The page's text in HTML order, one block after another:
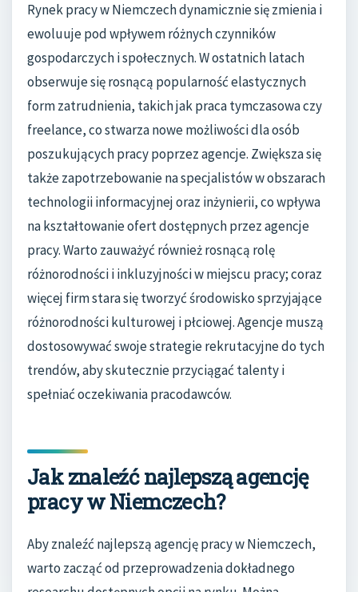
Rynek pracy w Niemczech dynamicznie się zmienia i
ewoluuje pod wpływem różnych czynników
gospodarczych i społecznych. W ostatnich latach
obserwuje się rosnącą popularność elastycznych
form zatrudnienia, takich jak praca tymczasowa czy
freelance, co stwarza nowe możliwości dla osób
poszukujących pracy poprzez agencje. Zwiększa się
także zapotrzebowanie na specjalistów w obszarach
technologii informacyjnej oraz inżynierii, co wpływa
na kształtowanie ofert dostępnych przez agencje
pracy. Warto zauważyć również rosnącą rolę
różnorodności i inkluzyjności w miejscu pracy; coraz
więcej firm stara się tworzyć środowisko sprzyjające
różnorodności kulturowej i płciowej. Agencje muszą
dostosowywać swoje strategie rekrutacyjne do tych
trendów, aby skutecznie przyciągać talenty i
spełniać oczekiwania pracodawców.
Jak znaleźć najlepszą agencję
pracy w Niemczech?
Aby znaleźć najlepszą agencję pracy w Niemczech,
warto zacząć od przeprowadzenia dokładnego